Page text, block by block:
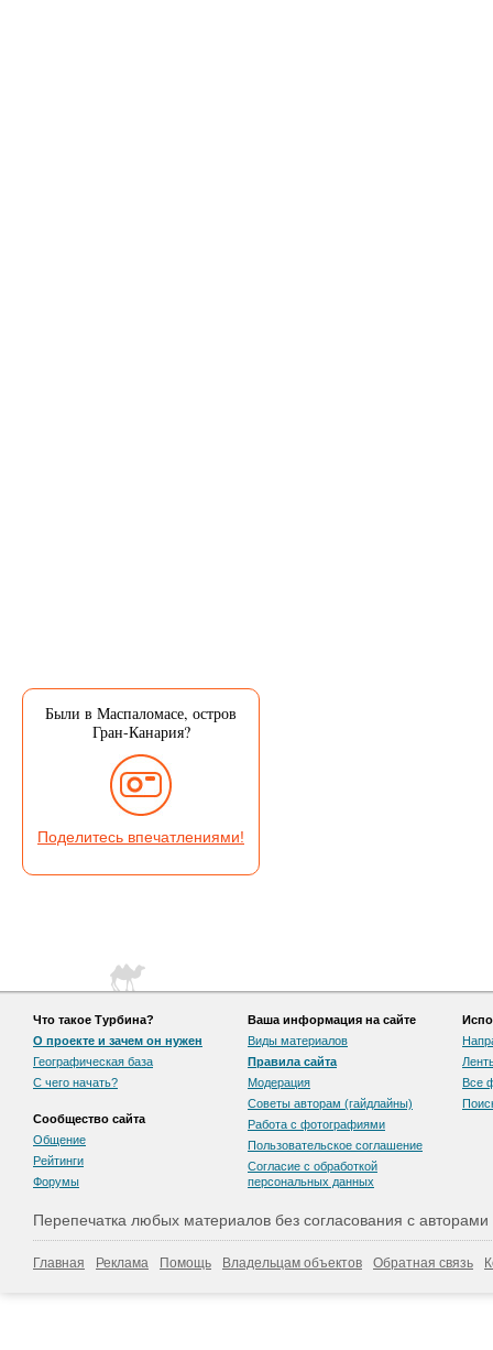
Были в Маспаломасе, остров
Гран-Канария?
Поделитесь впечатлениями!
Что такое Турбина?
О проекте и зачем он нужен
Географическая база
С чего начать?
Сообщество сайта
Общение
Рейтинги
Форумы
Ваша информация на сайте
Виды материалов
Правила сайта
Модерация
Советы авторам (гайдлайны)
Работа с фотографиями
Пользовательскоe соглашение
Согласие с обработкой
персональных данных
Все
Перепечатка любых материалов без согласования с
Главная Реклама Помощь Владельцам объектов Обратная связь